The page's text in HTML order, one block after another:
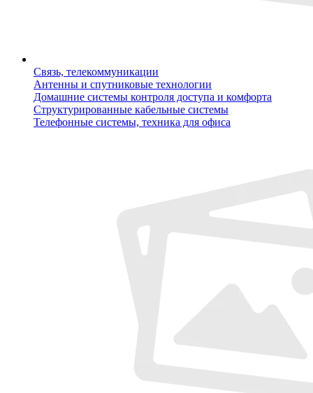
Связь, телекоммуникации
Антенны и спутниковые технологии
Домашние системы контроля доступа и комфорта
Структурированные кабельные системы
Телефонные системы, техника для офиса